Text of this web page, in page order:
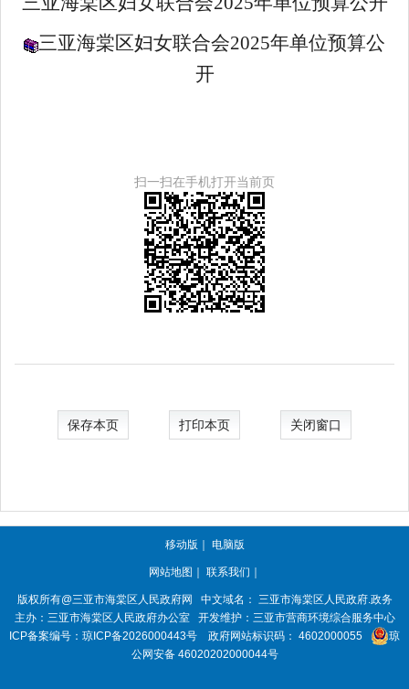
三亚海棠区妇女联合会2025年单位预算公
开
扫一扫在手机打开当前页
保存本页 打印本页 关闭窗口
移动版 ｜ 电脑版
网站地图 ｜ 联系我们 ｜
版权所有@三亚市海棠区人民政府网 中文域名：
三亚市海棠区人民政府.政务
主办：三亚市海棠区人民政府办公室
开发维护：三亚市营商环境综合服务中心
ICP备案编号： 琼ICP备2026000443号 政府网站标识码： 4602000055
琼
公网安备 46020202000044号